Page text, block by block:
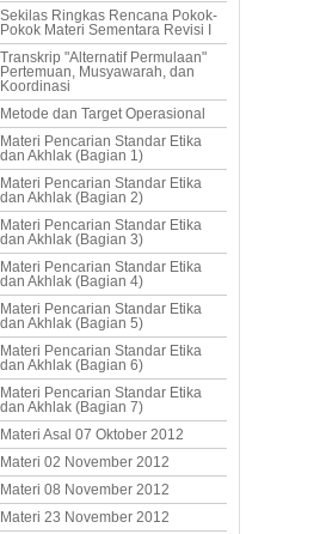
Sekilas Ringkas Rencana Pokok-
Pokok Materi Sementara Revisi I
Transkrip "Alternatif Permulaan"
Pertemuan, Musyawarah, dan
Koordinasi
Metode dan Target Operasional
Materi Pencarian Standar Etika
dan Akhlak (Bagian 1)
Materi Pencarian Standar Etika
dan Akhlak (Bagian 2)
Materi Pencarian Standar Etika
dan Akhlak (Bagian 3)
Materi Pencarian Standar Etika
dan Akhlak (Bagian 4)
Materi Pencarian Standar Etika
dan Akhlak (Bagian 5)
Materi Pencarian Standar Etika
dan Akhlak (Bagian 6)
Materi Pencarian Standar Etika
dan Akhlak (Bagian 7)
Materi Asal 07 Oktober 2012
Materi 02 November 2012
Materi 08 November 2012
Materi 23 November 2012